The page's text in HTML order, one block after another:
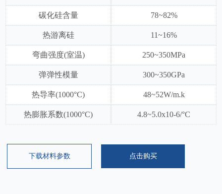
碳化硅含量 78~82%
热游离硅 11~16%
弯曲强度(室温) 250~350MPa
弹弹性模量 300~350GPa
热导率(1000°C) 48~52W/m.k
热膨胀系数(1000°C) 4.8~5.0x10-6/°C
下载材料参数 点击购买